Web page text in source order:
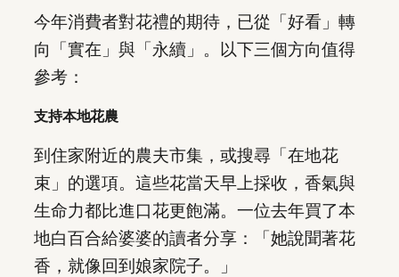
今年消費者對花禮的期待，已從「好看」轉
向「實在」與「永續」。以下三個方向值得
參考：
支持本地花農
到住家附近的農夫市集，或搜尋「在地花
束」的選項。這些花當天早上採收，香氣與
生命力都比進口花更飽滿。一位去年買了本
地白百合給婆婆的讀者分享：「她說聞著花
香，就像回到娘家院子。」